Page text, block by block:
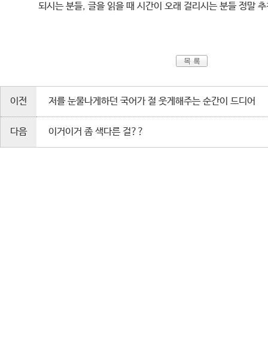
되시는 분들, 글을 읽을 때 시간이 오래 걸리시는 분들 정말
이전 저를 눈물나게하던 국어가 절 웃게해주는 순간이 드디어
다음 이거이거 좀 색다른 걸??